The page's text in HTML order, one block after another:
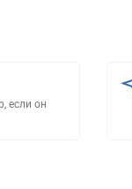
если он